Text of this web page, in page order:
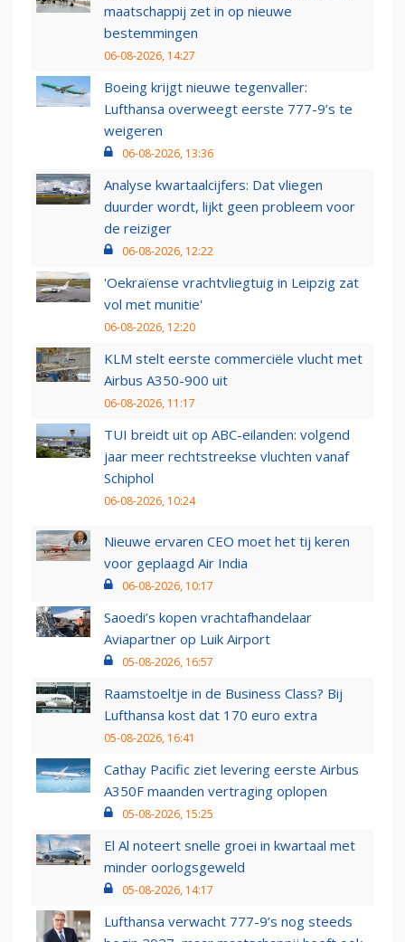
maatschappij zet in op nieuwe
bestemmingen
06-08-2026, 14:27
Boeing krijgt nieuwe tegenvaller:
Lufthansa overweegt eerste 777-9’s te
weigeren
06-08-2026, 13:36
Analyse kwartaalcijfers: Dat vliegen
duurder wordt, lijkt geen probleem voor
de reiziger
06-08-2026, 12:22
'Oekraïense vrachtvliegtuig in Leipzig zat
vol met munitie'
06-08-2026, 12:20
KLM stelt eerste commerciële vlucht met
Airbus A350-900 uit
06-08-2026, 11:17
TUI breidt uit op ABC-eilanden: volgend
jaar meer rechtstreekse vluchten vanaf
Schiphol
06-08-2026, 10:24
Nieuwe ervaren CEO moet het tij keren
voor geplaagd Air India
06-08-2026, 10:17
Saoedi’s kopen vrachtafhandelaar
Aviapartner op Luik Airport
05-08-2026, 16:57
Raamstoeltje in de Business Class? Bij
Lufthansa kost dat 170 euro extra
05-08-2026, 16:41
Cathay Pacific ziet levering eerste Airbus
A350F maanden vertraging oplopen
05-08-2026, 15:25
El Al noteert snelle groei in kwartaal met
minder oorlogsgeweld
05-08-2026, 14:17
Lufthansa verwacht 777-9’s nog steeds